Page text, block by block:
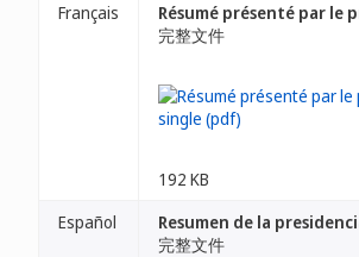
Français
Résumé présenté par le
完整文件
192 KB
Español
Resumen de la
完整文件